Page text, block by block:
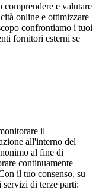
comprendere e valutare
online e ottimizzare
confrontiamo i tuoi
fornitori esterni se
il
all'interno del
al fine di
continuamente
il tuo consenso, su
di terze parti: